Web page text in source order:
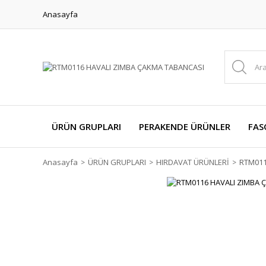
Anasayfa
ÜRÜN GRUPLARI PERAKENDE ÜRÜNLER
Anasayfa ÜRÜN GRUPLARI HIRDAVAT ÜRÜNLERİ